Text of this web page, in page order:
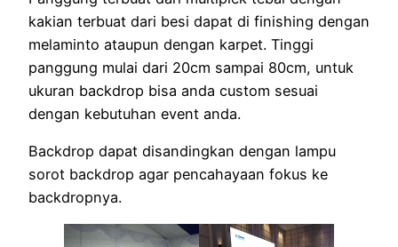
kakian terbuat dari besi dapat di finishing dengan
melaminto ataupun dengan karpet. Tinggi
panggung mulai dari 20cm sampai 80cm, untuk
ukuran backdrop bisa anda custom sesuai
dengan kebutuhan event anda.
Backdrop dapat disandingkan dengan lampu
sorot backdrop agar pencahayaan fokus ke
backdropnya.